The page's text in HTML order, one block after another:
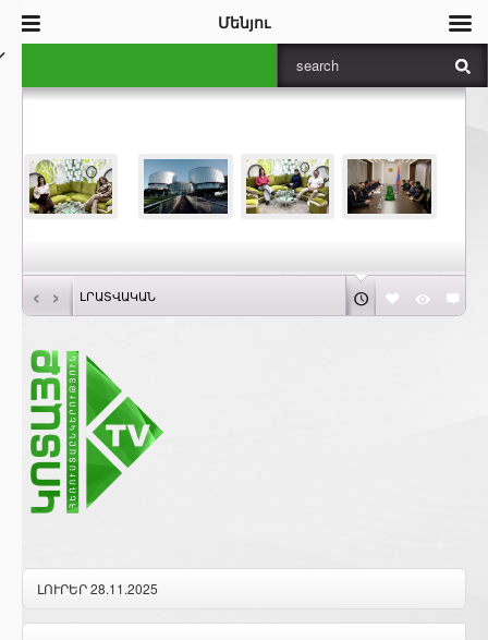
‹ › ԼՐԱՏՎԱԿԱՆ
ԼՈՒՐԵՐ 28.11.2025
Մենյու